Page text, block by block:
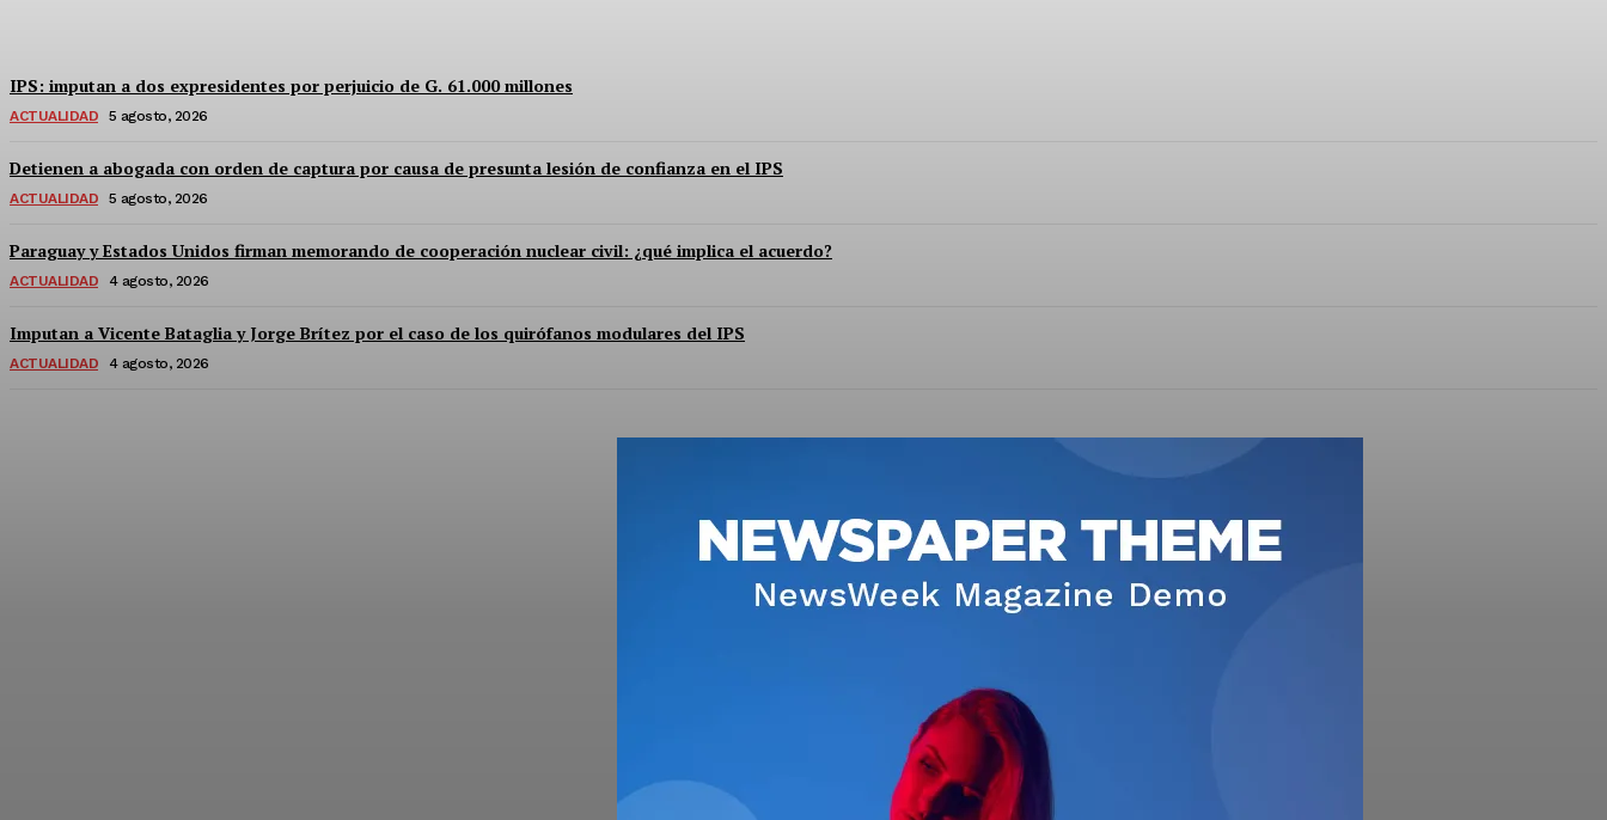
IPS: imputan a dos expresidentes por perjuicio de G. 61.000 millones
ACTUALIDAD 5 agosto, 2026
Detienen a abogada con orden de captura por causa de presunta lesión de confianza en el IPS
ACTUALIDAD 5 agosto, 2026
Paraguay y Estados Unidos firman memorando de cooperación nuclear civil: ¿qué implica el acuerdo?
ACTUALIDAD 4 agosto, 2026
Imputan a Vicente Bataglia y Jorge Brítez por el caso de los quirófanos modulares del IPS
ACTUALIDAD 4 agosto, 2026